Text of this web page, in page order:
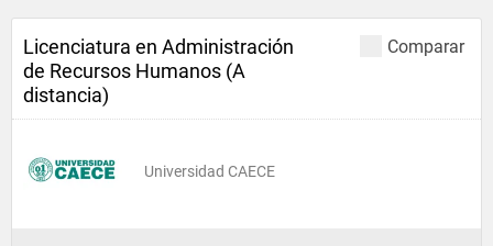
Comparar
Licenciatura en Administración
de Recursos Humanos (A
distancia)
Universidad CAECE